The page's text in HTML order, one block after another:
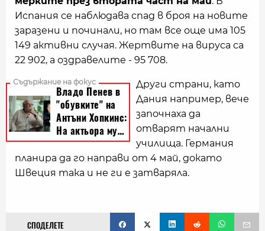
Испания се наблюдава спад в броя на новите
заразени и починали, но там все още има 105
149 активни случая. Жертвите на вируса са
22 902, а оздравелите - 95 708.
Други страни, като
Дания например, вече
започнаха да
отварят начални
училища. Германия
планира да го направи от 4 май, докато
Швеция така и не ги е затваряла.
СПОДЕЛЕТЕ